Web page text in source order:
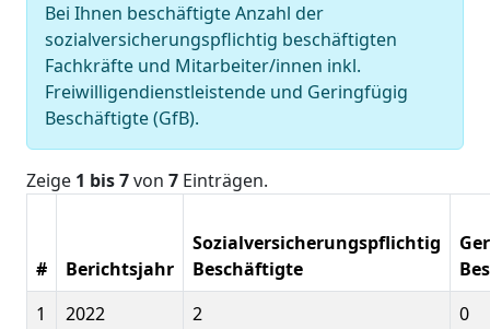
Bei Ihnen beschäftigte Anzahl der
sozialversicherungspflichtig beschäftigten
Fachkräfte und Mitarbeiter/innen inkl.
Freiwilligendienstleistende und Geringfügig
Beschäftigte (GfB).
Zeige 1 bis 7von 7 Einträgen.
# Berichtsjahr
Sozialversicherungspflichtig
Beschäftigte
1
2022 2
0